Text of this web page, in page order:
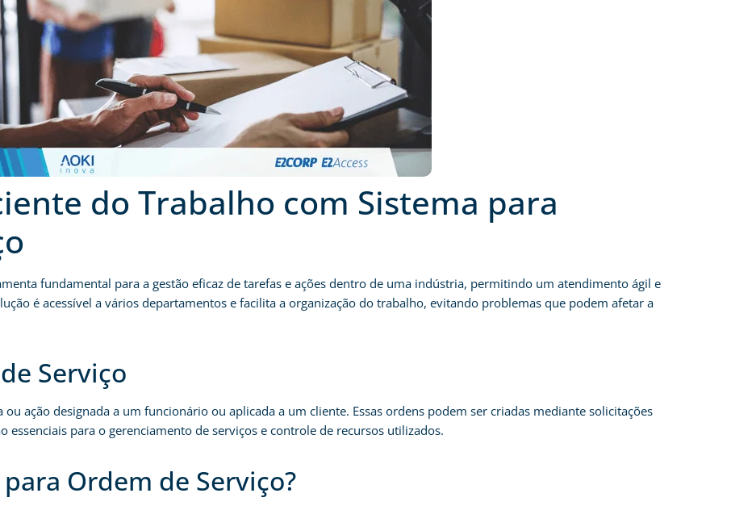
do Trabalho com Sistema para
fundamental para a gestão eficaz de tarefas e ações dentro de uma indústria, permitindo um atendimento ágil e
é acessível a vários departamentos e facilita a organização do trabalho, evitando problemas que podem afetar a
Serviço
ação designada a um funcionário ou aplicada a um cliente. Essas ordens podem ser criadas mediante solicitações
essenciais para o gerenciamento de serviços e controle de recursos utilizados.
Ordem de Serviço?